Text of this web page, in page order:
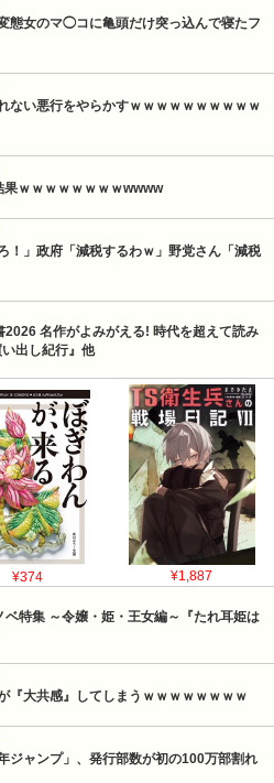
態女のマ◯コに亀頭だけ突っ込んで寝たフ
ない悪行をやらかすｗｗｗｗｗｗｗｗｗｗ
果ｗｗｗｗｗｗｗｗwwww
！」政府「減税するわｗ」野党さん「減税
名作がよみがえる! 時代を超えて読み
出し紀行』他
¥374 ¥1,887
特集 ～令嬢・姫・王女編～『たれ耳姫は
『大共感』してしまうｗｗｗｗｗｗｗｗ
ジャンプ」、発行部数が初の100万部割れ